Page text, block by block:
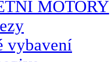
MOTORY
vybavení